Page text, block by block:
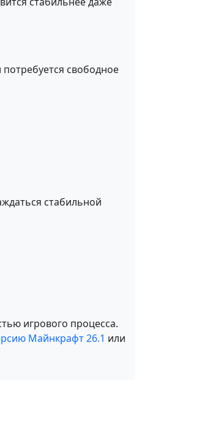
свободное
стабильной
игрового процесса.
Майнкрафт 26.1 или